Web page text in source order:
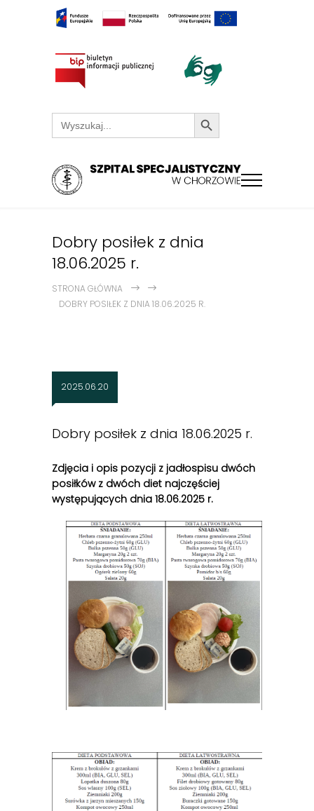
Search
for:
Search Button
Dobry posiłek z dnia
18.06.2025 r.
STRONA GŁÓWNA
DOBRY POSIŁEK Z DNIA 18.06.2025 R.
2025.06.20
Dobry posiłek z dnia 18.06.2025 r.
Zdjęcia i opis pozycji z jadłospisu dwóch
posiłków z dwóch diet najczęściej
występujących dnia 18.06.2025 r.